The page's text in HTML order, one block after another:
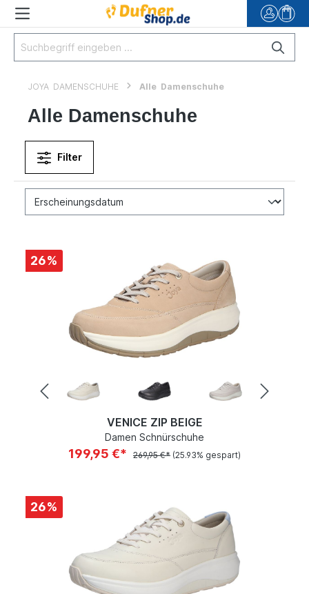
JOYA DAMENSCHUHE Alle Damenschuhe
Alle Damenschuhe
Filter
26%
VENICE ZIP BEIGE
Damen Schnürschuhe
199,95 €* 269,95 €* (25.93% gespart)
26%